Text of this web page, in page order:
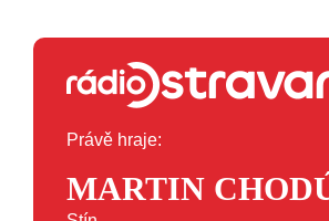
Právě hraje:
MARTIN